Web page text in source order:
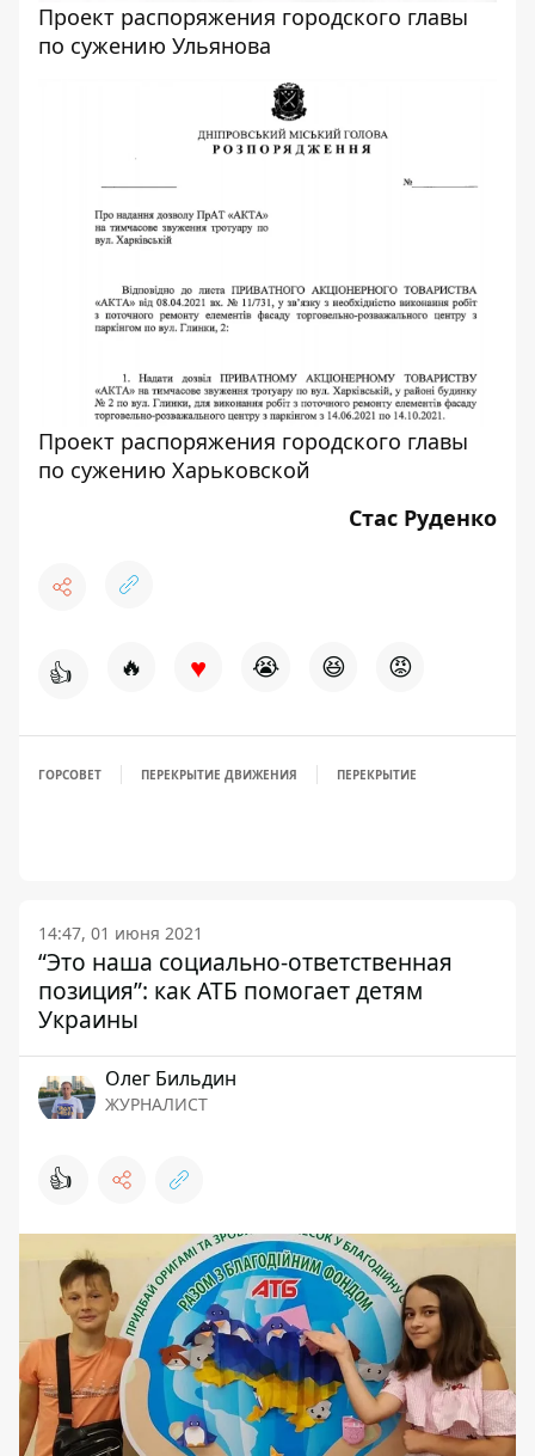
Проект распоряжения городского главы
по сужению Ульянова
Проект распоряжения городского главы
по сужению Харьковской
Стас Руденко
👍 🔥 ♥ 😭 😆 😡
ГОРСОВЕТ ПЕРЕКРЫТИЕ ДВИЖЕНИЯ ПЕРЕКРЫТИЕ
14:47, 01 июня 2021
“Это наша социально-ответственная
позиция”: как АТБ помогает детям
Украины
Олег Бильдин
ЖУРНАЛИСТ
👍